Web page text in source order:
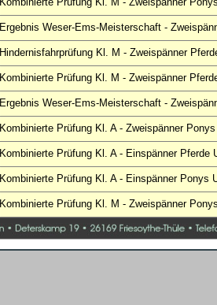
Ergebnis Weser-Ems-Meisterschaft -
Hindernisfahrprüfung Kl. M - Zweispänner
Kombinierte Prüfung Kl. M - Zweispänner
Ergebnis Weser-Ems-Meisterschaft -
Kombinierte Prüfung Kl. A - Zweispänner
Kombinierte Prüfung Kl. A - Einspänner Pferde
Kombinierte Prüfung Kl. A - Einspänner Ponys
Kombinierte Prüfung Kl. M - Zweispänner